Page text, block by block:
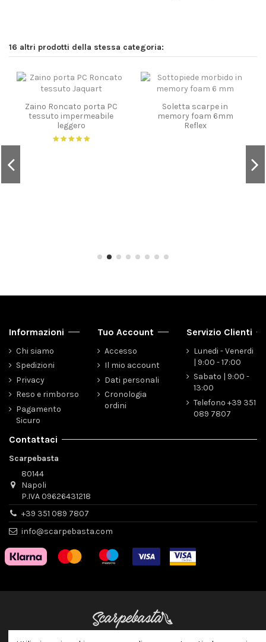
16 altri prodotti della stessa categoria:
Zaino Roncato porta PC
tessuto impermeabile
leggero
Soletta scarpe in
memory foam 6mm
Reflex
Informazioni
Chi siamo
Spedizioni
Privacy
Reso e rimborso
Pagamento
Sicuro
Tuo Account
Accesso
Il mio account
Dati personali
Cronologia
ordini
Servizio Clienti
Lunedi - Venerdi
| 9:00 - 17:00
Sabato | 9:00 -
13:00
Telefono +39 351
089 7807
Contattaci
Scarpebasta
80144
Napoli
P.IVA 09626431218
+39 351 089 7807
info@scarpebasta.com